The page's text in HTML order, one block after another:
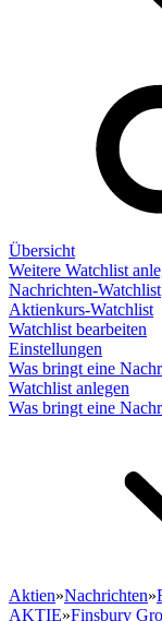
Übersicht
Weitere Watchlist
Nachrichten-Watchlist
Aktienkurs-Watchlist
Watchlist bearbeiten
Einstellungen
Was bringt eine
Watchlist anlegen
Was bringt eine
Aktien»Nachrichten»
AKTIE»Finsbury